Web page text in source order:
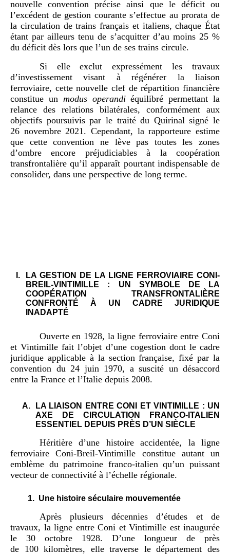
nouvelle convention précise ainsi que le déficit ou
l’excédent de gestion courante s’effectue au prorata de
la circulation de trains français et italiens, chaque État
étant par ailleurs tenu de s’acquitter d’au moins 25 %
du déficit dès lors que l’un de ses trains circule.
Si elle exclut expressément les travaux
d’investissement visant à régénérer la liaison
ferroviaire, cette nouvelle clef de répartition financière
constitue un modus operandiéquilibré permettant la
relance des relations bilatérales, conformément aux
objectifs poursuivis par le traité du Quirinal signé le
26 novembre 2021. Cependant, la rapporteure estime
que cette convention ne lève pas toutes les zones
d’ombre encore préjudiciables à la coopération
transfrontalière qu’il apparaît pourtant indispensable de
consolider, dans une perspective de long terme.
I.
LA GESTION DE LA LIGNE FERROVIAIRE CONI-
BREIL-VINTIMILLE : UN SYMBOLE DE LA
COOPÉRATION TRANSFRONTALIÈRE
CONFRONTÉ À UN CADRE JURIDIQUE
INADAPTÉ
Ouverte en 1928, la ligne ferroviaire entre Coni
et Vintimille fait l’objet d’une cogestion dont le cadre
juridique applicable à la section française, fixé par la
convention du 24 juin 1970, a suscité un désaccord
entre la France et l’Italie depuis 2008.
A.
LA LIAISON ENTRE CONI ET VINTIMILLE : UN
AXE DE CIRCULATION FRANCO-ITALIEN
ESSENTIEL DEPUIS PRÈS D’UN SIÈCLE
Héritière d’une histoire accidentée, la ligne
ferroviaire Coni-Breil-Vintimille constitue autant un
emblème du patrimoine franco-italien qu’un puissant
vecteur de connectivité à l’échelle régionale.
1. Une histoire séculaire mouvementée
Après plusieurs décennies d’études et de
travaux, la ligne entre Coni et Vintimille est inaugurée
le 30 octobre 1928. D’une longueur de près
de 100 kilomètres, elle traverse le département des